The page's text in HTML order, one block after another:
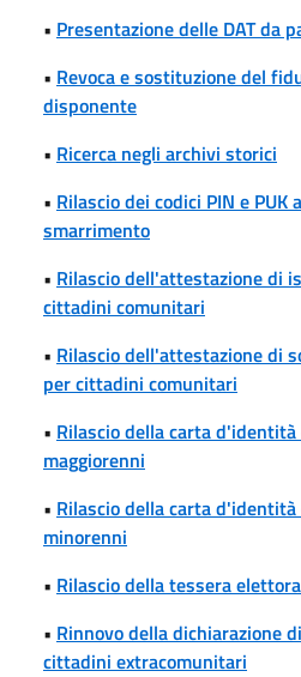
• Presentazione delle DAT da
• Revoca e sostituzione del
disponente
• Ricerca negli archivi storici
• Rilascio dei codici PIN e PUK
smarrimento
• Rilascio dell'attestazione di
cittadini comunitari
• Rilascio dell'attestazione di
per cittadini comunitari
• Rilascio della carta
maggiorenni
• Rilascio della carta
minorenni
• Rilascio della tessera
• Rinnovo della dichiarazione
cittadini extracomunitari